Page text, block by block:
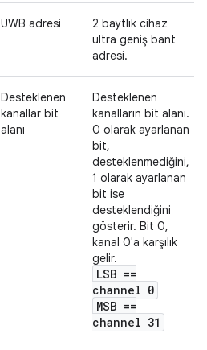
UWB adresi
2 baytlık cihaz
ultra geniş bant
adresi.
Desteklenen
kanallar bit
alanı
Desteklenen
kanalların bit alanı.
0 olarak ayarlanan
bit,
desteklenmediğini,
1 olarak ayarlanan
bit ise
desteklendiğini
gösterir. Bit 0,
kanal 0'a karşılık
gelir.
LSB ==
channel 0
MSB ==
channel 31